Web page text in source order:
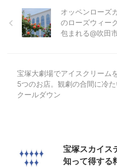
オッペンローズ
のローズウィー
包まれる@吹田
宝塚大劇場でアイスクリーム
5つのお店。観劇の合間に冷
クールダウン
宝塚スカイス
知って得する